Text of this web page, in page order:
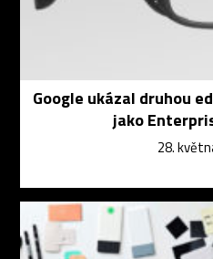
Google ukázal druhou
jako
28.